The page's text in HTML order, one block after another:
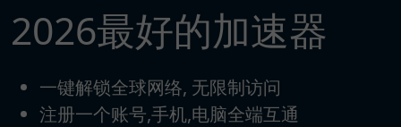
2026最好的加速器
一键解锁全球网络, 无限制访问
注册一个账号,手机,电脑全端互通